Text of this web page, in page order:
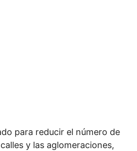
para reducir el número de
y las aglomeraciones,